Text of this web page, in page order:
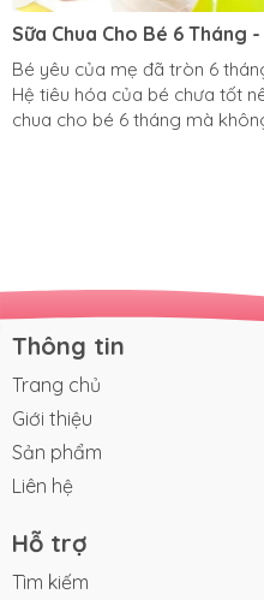
Sữa Chua Cho Bé 6 Tháng
Bé Chưa?
Bé yêu của mẹ đã tròn 6
Hệ tiêu hóa của bé chưa tốt
chua cho bé 6 tháng mà
Thông tin
Trang chủ
Giới thiệu
Sản phẩm
Liên hệ
Hỗ trợ
Tìm kiếm